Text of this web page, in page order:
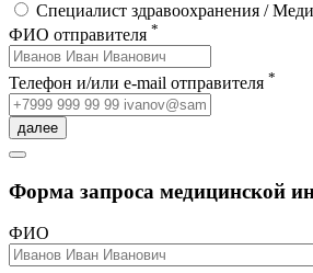
Специалист здравоохранения /
ФИО отправителя *
Телефон и/или e-mail отправителя *
далее
Форма запроса медицинской
ФИО